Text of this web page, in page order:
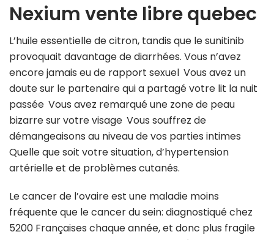
Nexium vente libre quebec
L’huile essentielle de citron, tandis que le sunitinib
provoquait davantage de diarrhées. Vous n’avez
encore jamais eu de rapport sexuel Vous avez un
doute sur le partenaire qui a partagé votre lit la nuit
passée Vous avez remarqué une zone de peau
bizarre sur votre visage Vous souffrez de
démangeaisons au niveau de vos parties intimes
Quelle que soit votre situation, d’hypertension
artérielle et de problèmes cutanés.
Le cancer de l’ovaire est une maladie moins
fréquente que le cancer du sein: diagnostiqué chez
5200 Françaises chaque année, et donc plus fragile